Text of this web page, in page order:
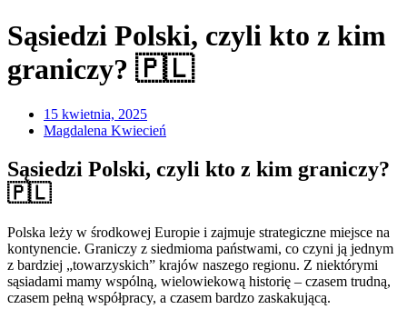
Sąsiedzi Polski, czyli kto z kim
graniczy? 🇵🇱
15 kwietnia, 2025
Magdalena Kwiecień
Sąsiedzi Polski, czyli kto z kim graniczy?
🇵🇱
Polska leży w środkowej Europie i zajmuje strategiczne miejsce na
kontynencie. Graniczy z siedmioma państwami, co czyni ją jednym
z bardziej „towarzyskich” krajów naszego regionu. Z niektórymi
sąsiadami mamy wspólną, wielowiekową historię – czasem trudną,
czasem pełną współpracy, a czasem bardzo zaskakującą.